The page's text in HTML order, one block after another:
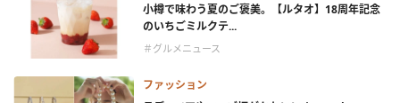
小樽で味わう夏のご褒美。【ルタオ】18周年記念
のいちごミルクテ...
＃グルメニュース
ファッション